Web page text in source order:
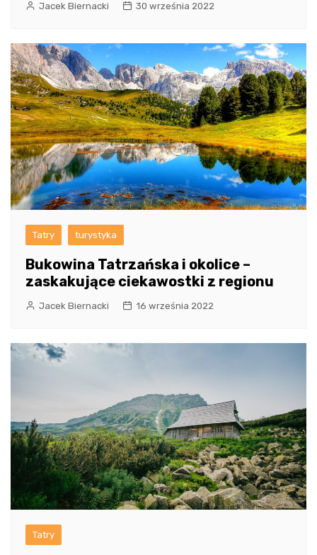
Jacek Biernacki 30 września 2022
Tatry turystyka
Bukowina Tatrzańska i okolice –
zaskakujące ciekawostki z regionu
Jacek Biernacki 16 września 2022
Tatry